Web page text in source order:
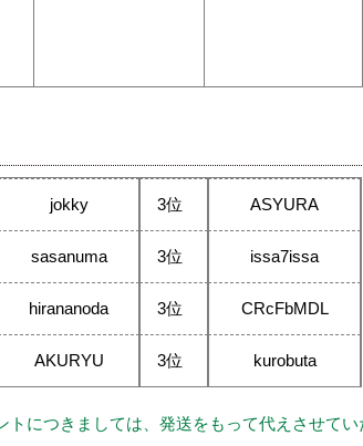
jokky 3位 ASYURA
sasanuma 3位 issa7issa
hirananoda 3位 CRcFbMDL
AKURYU 3位 kurobuta
につきましては、発送をもって代えさせてい